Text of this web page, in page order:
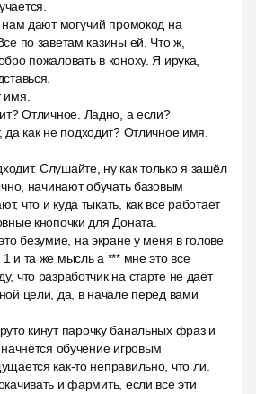
дают могучий промокод на
по заветам казины ей. Что ж,
пожаловать в коноху. Я ирука,
Отличное. Ладно, а если?
как не подходит? Отличное имя.
Слушайте, ну как только я зашёл
начинают обучать базовым
что и куда тыкать, как все работает
кнопочки для Доната.
безумие, на экране у меня в голове
и та же мысль а *** мне это все
что разработчик на старте не даёт
цели, да, в начале перед вами
кинут парочку банальных фраз и
начнётся обучение игровым
как-то неправильно, что ли.
и фармить, если все эти